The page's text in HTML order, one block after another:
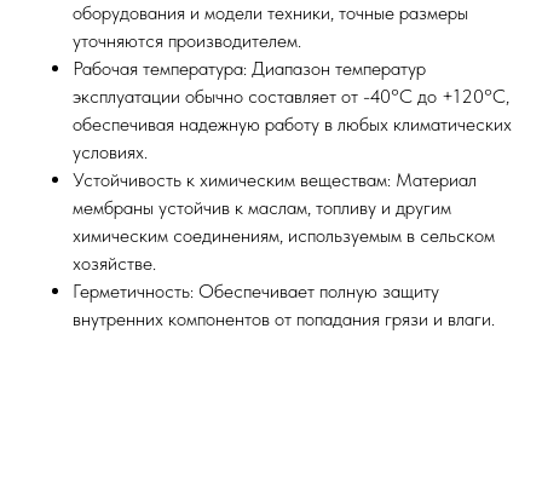
оборудования и модели техники, точные размеры
уточняются производителем.
Рабочая температура: Диапазон температур
эксплуатации обычно составляет от -40°C до +120°C,
обеспечивая надежную работу в любых климатических
условиях.
Устойчивость к химическим веществам: Материал
мембраны устойчив к маслам, топливу и другим
химическим соединениям, используемым в сельском
хозяйстве.
Герметичность: Обеспечивает полную защиту
внутренних компонентов от попадания грязи и влаги.
Подбор и обслуживание
сельхозтехники для Вас
8 (8652) 64-10-67
info26@kast26.ru
Получить консультацию
Телефон
E-mail